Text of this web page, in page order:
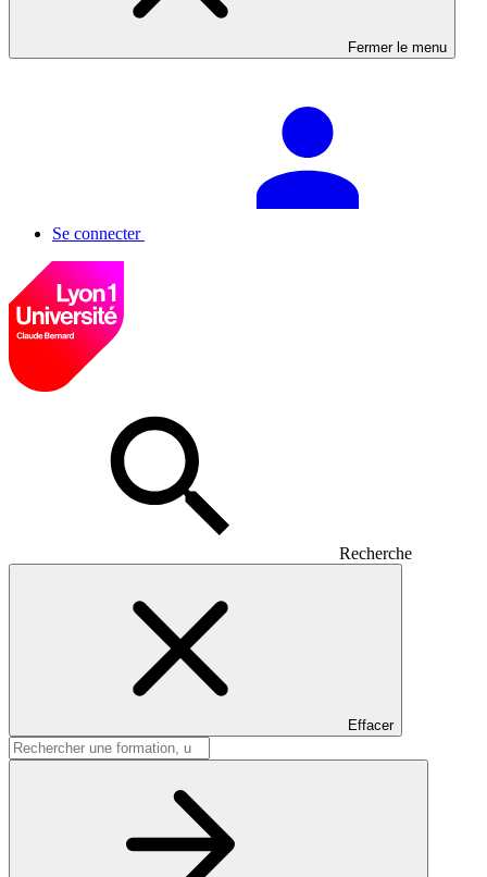
Fermer le menu
Se connecter
Recherche
Effacer